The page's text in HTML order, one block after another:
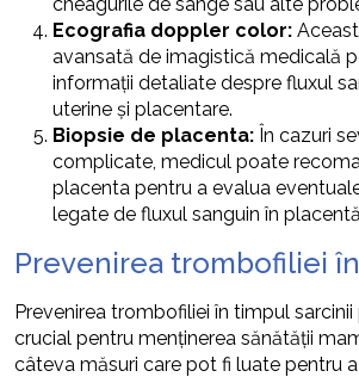
Ecografia doppler color:
avansată de imagistică medicală
informații detaliate despre fluxul
uterine și placentare.
Biopsie de placenta: În cazuri
complicate, medicul poate
placenta pentru a evalua
legate de fluxul sanguin în
Prevenirea trombofiliei
Prevenirea trombofiliei în timpul
crucial pentru menținerea sănătății
câteva măsuri care pot fi luate pentru